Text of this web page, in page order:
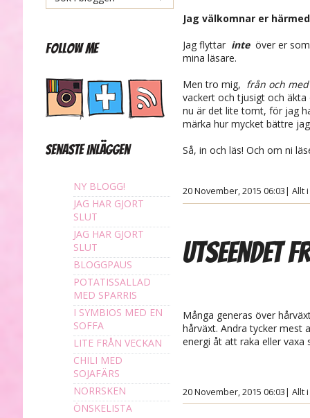
Jag välkomnar er
Jag flyttar inte över er
mina läsare.
Men tro mig, från och
vackert och tjusigt och äkta
nu är det lite tomt, för jag
märka hur mycket bättre
Så, in och läs! Och om ni
20 November, 2015 06:03| Allt
Utseendet
Många generas över
hårväxt. Andra tycker mest
energi åt att raka eller vaxa
20 November, 2015 06:03| Allt
Follow me
Senaste inläggen
NY BLOGG!
JAG HAR GJORT
SLUT
JAG HAR GJORT
SLUT
BLOGGPAUS
POTATISSALLAD
MED SPARRIS
I SYMBIOS MED EN
SOFFA
LITE FRÅN VECKAN
CHILI MED
SOJAFÄRS
NORRSKEN
ÖNSKELISTA